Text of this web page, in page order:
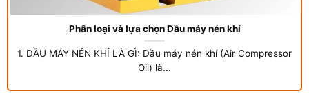
Phân loại và lựa chọn Dầu máy nén khí
1. DẦU MÁY NÉN KHÍ LÀ GÌ: Dầu máy nén khí (Air Compressor
Oil) là...